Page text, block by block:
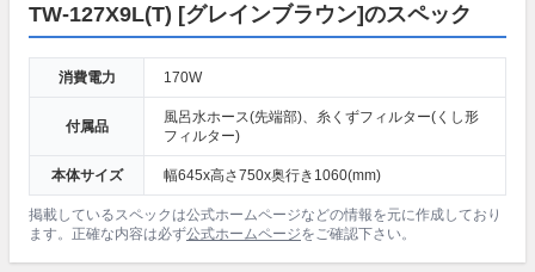
TW-127X9L(T) [グレインブラウン]のスペック
消費電力 170W
付属品
風呂水ホース(先端部)、糸くずフィルター(くし形
フィルター)
本体サイズ 幅645x高さ750x奥行き1060(mm)
掲載しているスペックは公式ホームページなどの情報を元に作成しており
ます。正確な内容は必ず公式ホームページをご確認下さい。